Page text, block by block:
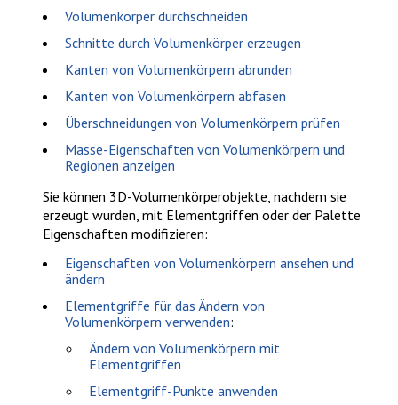
Volumenkörper durchschneiden
Schnitte durch Volumenkörper erzeugen
Kanten von Volumenkörpern abrunden
Kanten von Volumenkörpern abfasen
Überschneidungen von Volumenkörpern prüfen
Masse-Eigenschaften von Volumenkörpern und
Regionen anzeigen
Sie können 3D-Volumenkörperobjekte, nachdem sie
erzeugt wurden, mit Elementgriffen oder der Palette
Eigenschaften modifizieren:
Eigenschaften von Volumenkörpern ansehen und
ändern
Elementgriffe für das Ändern von
Volumenkörpern verwenden:
Ändern von Volumenkörpern mit
Elementgriffen
Elementgriff-Punkte anwenden